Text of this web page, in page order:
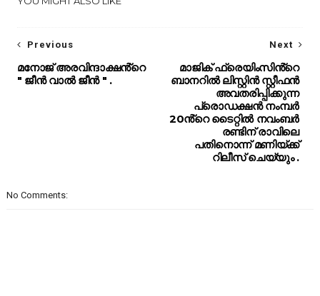
Next
മാജിക് ഫ്രെയിംസിൻ്റെ
ബാനറിൽ ലിസ്റ്റിൻ സ്റ്റീഫൻ
അവതരിപ്പിക്കുന്ന
പ്രൊഡക്ഷൻ നംമ്പർ
20ൻ്റെ ടൈറ്റിൽ നവംബർ
രണ്ടിന് രാവിലെ
പതിനൊന്ന് മണിയ്ക്ക്
റിലീസ് ചെയ്യും .
Previous
മനോജ് അരവിന്ദാക്ഷൻ്റെ
" ജീൻ വാൽ ജീൻ " .
No Comments: